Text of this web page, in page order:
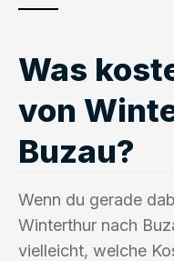
Was
von
Buzau?
Wenn du gerade
Winterthur nach
vielleicht, welche